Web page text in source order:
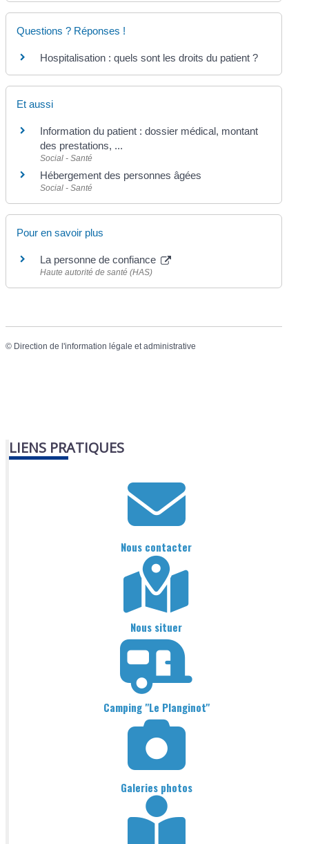
Questions ? Réponses !
Hospitalisation : quels sont les droits du patient ?
Et aussi
Information du patient : dossier médical, montant
des prestations, ...
Social - Santé
Hébergement des personnes âgées
Social - Santé
Pour en savoir plus
La personne de confiance
Haute autorité de santé (HAS)
© Direction de l'information légale et administrative
LIENS PRATIQUES
Nous contacter
Nous situer
Camping "Le Planginot"
Galeries photos